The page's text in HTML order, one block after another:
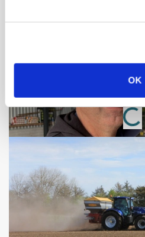
OK
»Nu stopper I«:
protestgruppe vil